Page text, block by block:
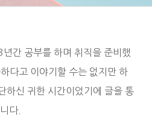
간 공부를 하며 취직을 준비했
다고 이야기할 수는 없지만 하
하신 귀한 시간이었기에 글을 통
다.